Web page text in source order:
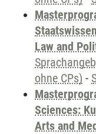
Law and
ohne CPs) -
Sciences:
Arts and